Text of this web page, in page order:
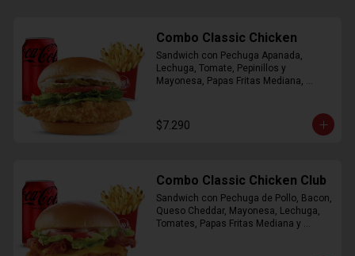
Combo Classic Chicken
Sandwich con Pechuga Apanada,
Lechuga, Tomate, Pepinillos y
Mayonesa, Papas Fritas Mediana,
$7.290
Combo Classic Chicken Club
Sandwich con Pechuga de Pollo, Bacon,
Queso Cheddar, Mayonesa, Lechuga,
Tomates, Papas Fritas Mediana y